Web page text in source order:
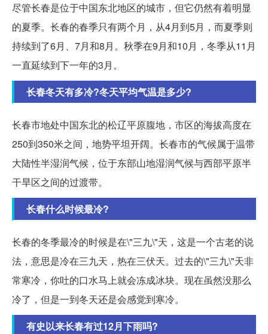
尽管长春是位于中国东北地区的城市，但它仍然有着明显
的夏季。长春的春季只有两个月，从4月到5月，而夏季则
持续到了6月、7月和8月。秋季在9月和10月，冬季从11月
一直延续到下一年的3月。
长春冬天有多冷?冬天平均气温是多少?
长春市地处中国东北的松辽平原腹地，市区的海拔高度在
250到350米之间，地势平坦开阔。长春市的气候属于温带
大陆性半湿润气候，位于东部山地湿润气候与西部平原半
干旱区之间的过渡带。
长春什么时候最冷?
长春的冬季最冷的时候是在\"三九\"天，这是一个古老的说
法，意思是冷在三九天，热在三伏天。过去的\"三九\"天非
常寒冷，你吐的口水马上就会冻成冰块。现在虽然没那么
冷了，但是一到冬天还是会感觉到寒冷。
有史以来长春有过12月下雨吗?